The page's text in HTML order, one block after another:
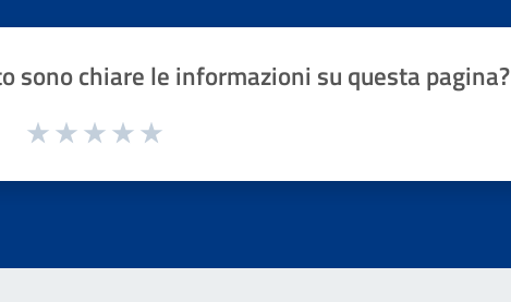
sono chiare le informazioni su questa pagina?
1 a 5 stelle la pagina